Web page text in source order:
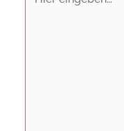
eingeben…